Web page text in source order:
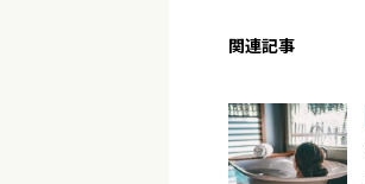
関連記事